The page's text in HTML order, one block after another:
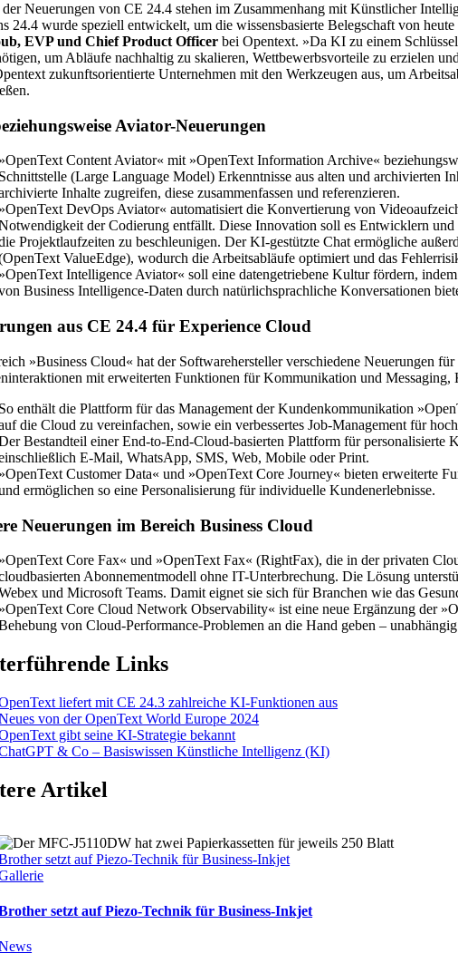
Neuerungen von CE 24.4 stehen im Zusammenhang mit Künstlicher
24.4 wurde speziell entwickelt, um die wissensbasierte Belegschaft von
EVP und Chief Product Officer bei Opentext. »Da KI zu einem
um Abläufe nachhaltig zu skalieren, Wettbewerbsvorteile zu erzielen
zukunftsorientierte Unternehmen mit den Werkzeugen aus, um
Aviator-Neuerungen
Content Aviator« mit »OpenText Information Archive«
(Large Language Model) Erkenntnisse aus alten und archivierten
Inhalte zugreifen, diese zusammenfassen und referenzieren.
DevOps Aviator« automatisiert die Konvertierung von
der Codierung entfällt. Diese Innovation soll es Entwicklern
Projektlaufzeiten zu beschleunigen. Der KI-gestützte Chat ermögliche
ValueEdge), wodurch die Arbeitsabläufe optimiert und das
Intelligence Aviator« soll eine datengetriebene Kultur fördern,
Business Intelligence-Daten durch natürlichsprachliche Konversationen
aus CE 24.4 für Experience Cloud
»Business Cloud« hat der Softwarehersteller verschiedene Neuerungen
mit erweiterten Funktionen für Kommunikation und Messaging,
enthält die Plattform für das Management der Kundenkommunikation
die Cloud zu vereinfachen, sowie ein verbessertes Job-Management für
Bestandteil einer End-to-End-Cloud-basierten Plattform für
E-Mail, WhatsApp, SMS, Web, Mobile oder Print.
Customer Data« und »OpenText Core Journey« bieten erweiterte
ermöglichen so eine Personalisierung für individuelle Kundenerlebnisse.
Neuerungen im Bereich Business Cloud
Core Fax« und »OpenText Fax« (RightFax), die in der privaten
Abonnementmodell ohne IT-Unterbrechung. Die Lösung
und Microsoft Teams. Damit eignet sie sich für Branchen wie das
Core Cloud Network Observability« ist eine neue Ergänzung der
von Cloud-Performance-Problemen an die Hand geben –
Links
liefert mit CE 24.3 zahlreiche KI-Funktionen aus
von der OpenText World Europe 2024
gibt seine KI-Strategie bekannt
& Co – Basiswissen Künstliche Intelligenz (KI)
Artikel
setzt auf Piezo-Technik für Business-Inkjet
setzt auf Piezo-Technik für Business-Inkjet